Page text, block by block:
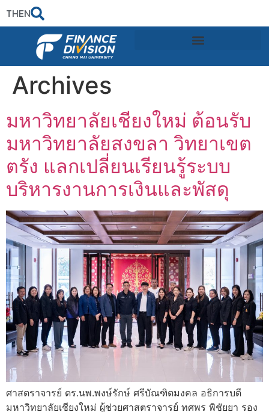
THEN
Archives
มหาวิทยาลัยเชียงใหม่ ต้อนรับ
มหาวิทยาลัยสงขลา วิทยาเขต
ตรัง แลกเปลี่ยนเรียนรู้ระบบ
บริหารงานการเงินและพัสดุ
ศาสตราจารย์ ดร.นพ.พงษ์รักษ์ ศรีบัณฑิตมงคล อธิการบดี
มหาวิทยาลัยเชียงใหม่ ผู้ช่วยศาสตราจารย์ ทศพร พิชัยยา รอง